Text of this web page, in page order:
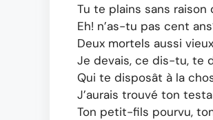
Tu te plains sans
Eh! n’as-tu pas cent
Deux mortels aussi
Je devais, ce dis-tu, te
Qui te disposât à la
J’aurais trouvé ton
Ton petit-fils pourvu,